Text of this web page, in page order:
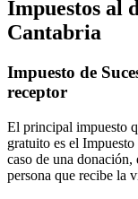
Impuestos al
Cantabria
Impuesto de
receptor
El principal impuesto
gratuito es el
caso de una donación,
persona que recibe la